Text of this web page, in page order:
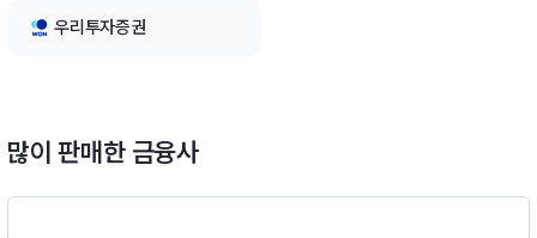
및 유동성자산에 투자하여 안정적인 이자수익을 추구하는 상품입
니다. 그러나, 이 투자신탁의 투자목적이 반드시 달성된다는 보장
우리투자증권
많이 판매한 금융사